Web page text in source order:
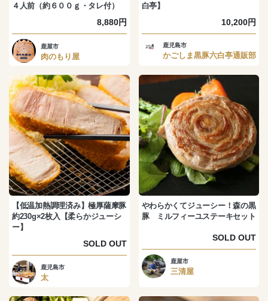
４人前（約６００ｇ・タレ付）
8,880円
鹿屋市
肉のもり屋
白亭】
10,200円
鹿児島市
かごしま黒豚六白亭通販部
【低温加熱調理済み】極厚薩摩豚
約230g×2枚入【柔らかジューシ
ー】
SOLD OUT
鹿児島市
太
やわらかくてジューシー！森の黒
豚 ミルフィーユステーキセット
SOLD OUT
鹿屋市
三清屋